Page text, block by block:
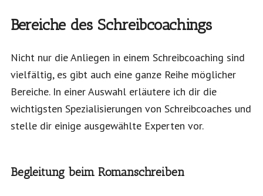
Bereiche des Schreibcoachings
Nicht nur die Anliegen in einem Schreibcoaching sind
vielfältig, es gibt auch eine ganze Reihe möglicher
Bereiche. In einer Auswahl erläutere ich dir die
wichtigsten Spezialisierungen von Schreibcoaches und
stelle dir einige ausgewählte Experten vor.
Begleitung beim Romanschreiben